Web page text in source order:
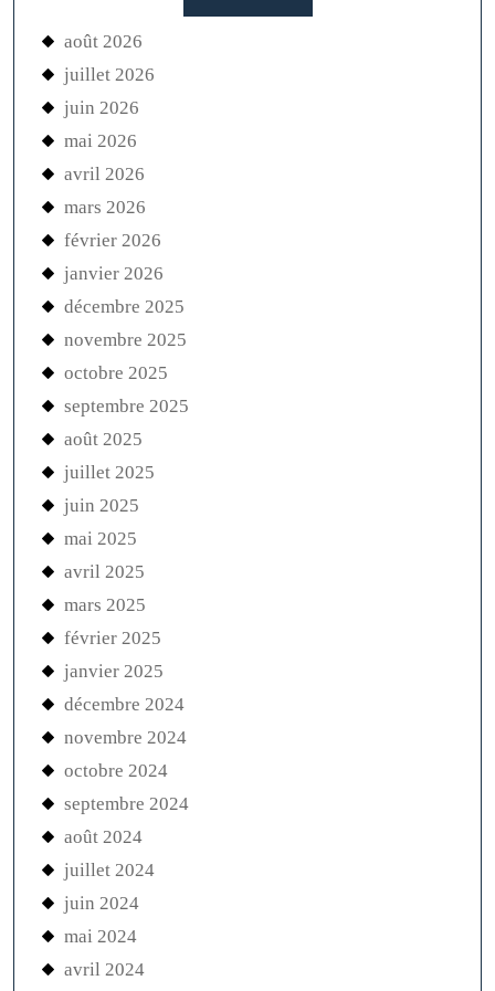
août 2026
juillet 2026
juin 2026
mai 2026
avril 2026
mars 2026
février 2026
janvier 2026
décembre 2025
novembre 2025
octobre 2025
septembre 2025
août 2025
juillet 2025
juin 2025
mai 2025
avril 2025
mars 2025
février 2025
janvier 2025
décembre 2024
novembre 2024
octobre 2024
septembre 2024
août 2024
juillet 2024
juin 2024
mai 2024
avril 2024